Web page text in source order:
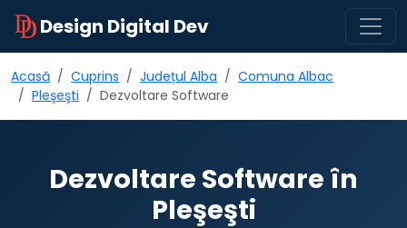
Design Digital Dev
Acasă Cuprins Județul Alba
Comuna Albac
Pleşeşti
Dezvoltare Software
Dezvoltare Software în
Pleşeşti